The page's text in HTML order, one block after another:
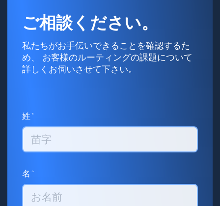
ご相談ください。
私たちがお手伝いできることを確認するた
め、 お客様のルーティングの課題について
詳しくお伺いさせて下さい。
姓*
名*